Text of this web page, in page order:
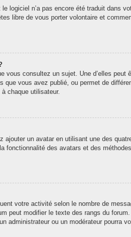
logiciel n’a pas encore été traduit dans
libre de vous porter volontaire et
vous consultez un sujet. Une d’elles
vous avez publié, ou permet de
chaque utilisateur.
ajouter un avatar en utilisant une des
fonctionnalité des avatars et des
votre activité selon le nombre de
peut modifier le texte des rangs du
administrateur ou un modérateur pourra